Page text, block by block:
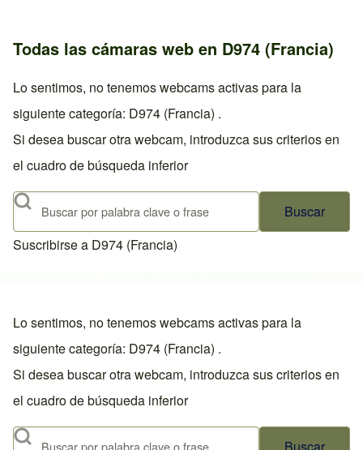
Todas las cámaras web en D974 (Francia)
Lo sentimos, no tenemos webcams activas para la
siguiente categoría: D974 (Francia) .
Si desea buscar otra webcam, introduzca sus criterios en
el cuadro de búsqueda inferior
Buscar
Suscribirse a D974 (Francia)
Lo sentimos, no tenemos webcams activas para la
siguiente categoría: D974 (Francia) .
Si desea buscar otra webcam, introduzca sus criterios en
el cuadro de búsqueda inferior
Buscar